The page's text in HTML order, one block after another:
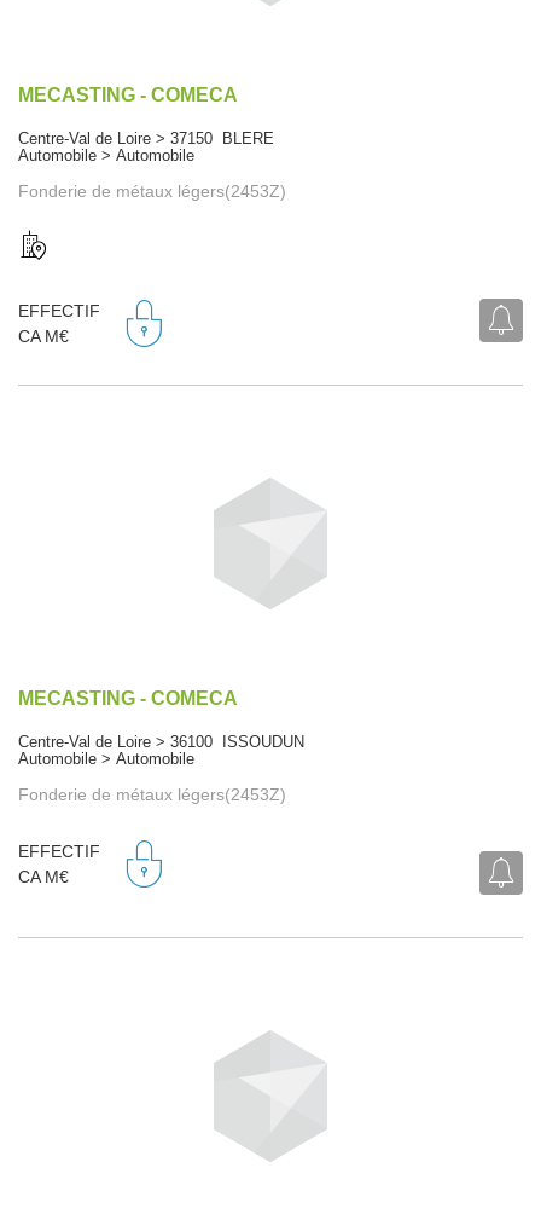
MECASTING - COMECA
Centre-Val de Loire > 37150 BLERE
Automobile > Automobile
Fonderie de métaux légers(2453Z)
EFFECTIF
CA M€
MECASTING - COMECA
Centre-Val de Loire > 36100 ISSOUDUN
Automobile > Automobile
Fonderie de métaux légers(2453Z)
EFFECTIF
CA M€